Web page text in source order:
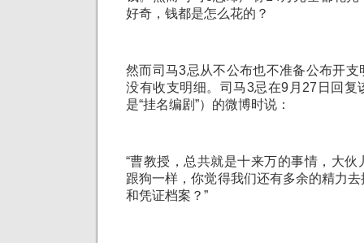
好奇，钱都是怎么花的？
然而司马3忌从不公布也不准备公布开
没有收支明细。司马3忌在9月27日回复
是“挂名编剧”）的微博时说：
“曹教授，总共就是十来万的事情，大
跟狗一样，你觉得我们还有多余的精力
和凭证档案？”